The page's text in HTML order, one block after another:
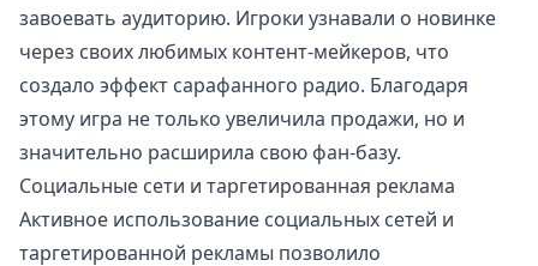
завоевать аудиторию. Игроки узнавали о новинке
через своих любимых контент-мейкеров, что
создало эффект сарафанного радио. Благодаря
этому игра не только увеличила продажи, но и
значительно расширила свою фан-базу.
Социальные сети и таргетированная реклама
Активное использование социальных сетей и
таргетированной рекламы позволило